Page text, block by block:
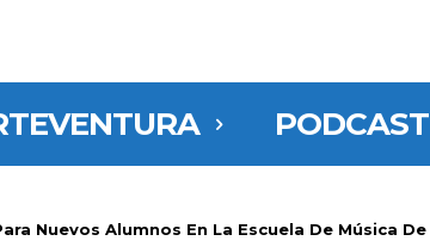
PODCAST
Nuevos Alumnos En La Escuela De Música De